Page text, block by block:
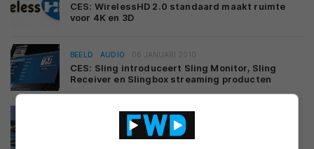
CES: WirelessHD 2.0 standaard maakt ruimte
voor 4K en 3D
BEELD AUDIO 06 JANUARI 2010
CES: Sling introduceert Sling Monitor, Sling
Receiver en Slingbox streaming producten
06 JANUARI 2010
Magnetic onthult een aantal bril-vrije 3D